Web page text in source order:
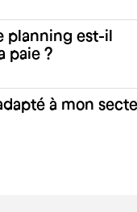
planning est-il
paie ?
à mon